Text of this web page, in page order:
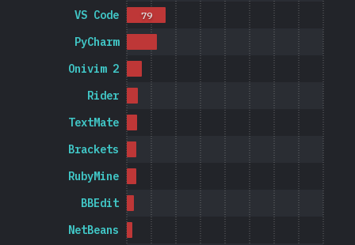
NetBeans
BBEdit
RubyMine
Brackets
TextMate
Rider
Onivim 2
PyCharm
VS Code 79